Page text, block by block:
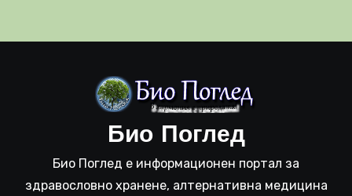
Био Поглед
Био Поглед е информационен портал за
здравословно хранене, алтернативна медицина